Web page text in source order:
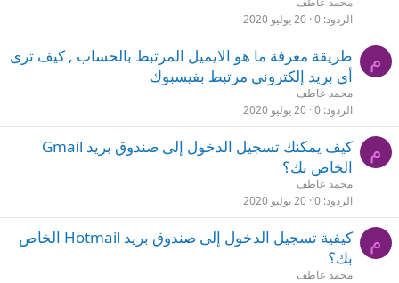
الردود 0 20 يوليو 2020
م
طريقة معرفة ما هو الايميل المرتبط بالحساب , كيف ترى
أي بريد إلكتروني مرتبط بفيسبوك
محمد عاطف
الردود 0 20 يوليو 2020
م
كيف يمكنك تسجيل الدخول إلى صندوق بريد Gmail
الخاص بك؟
محمد عاطف
الردود 0 20 يوليو 2020
م
كيفية تسجيل الدخول إلى صندوق بريد Hotmail الخاص
بك؟
محمد عاطف